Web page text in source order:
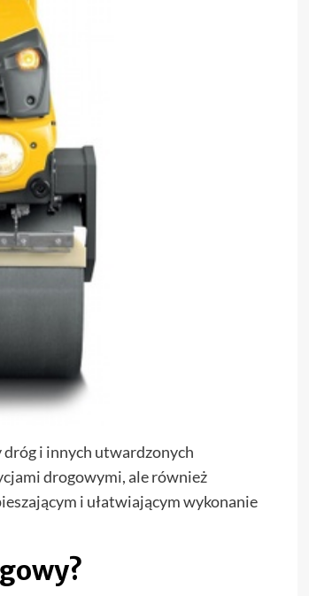
i innych utwardzonych
drogowymi, ale również
i ułatwiającym wykonanie